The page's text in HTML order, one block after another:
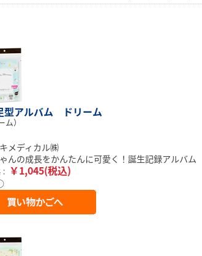
型アルバム ドリーム
ム）
メディカル㈱
んの成長をかんたんに可愛く！誕生記録アルバム
￥1,045(税込)